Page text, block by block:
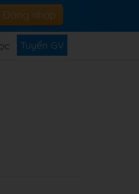
Đăng nhập
Tuyển GV